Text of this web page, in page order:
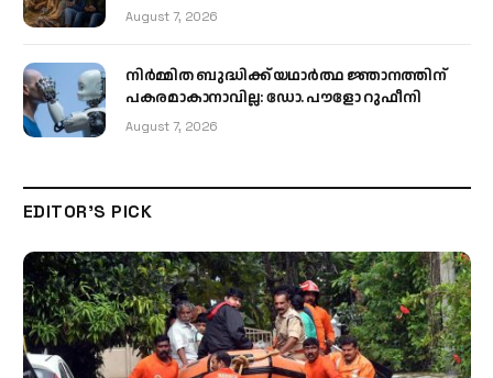
August 7, 2026
നിർമ്മിത ബുദ്ധിക്ക് യഥാർത്ഥ ജ്ഞാനത്തിന്
പകരമാകാനാവില്ല: ഡോ. പൗളോ റുഫീനി
August 7, 2026
EDITOR'S PICK